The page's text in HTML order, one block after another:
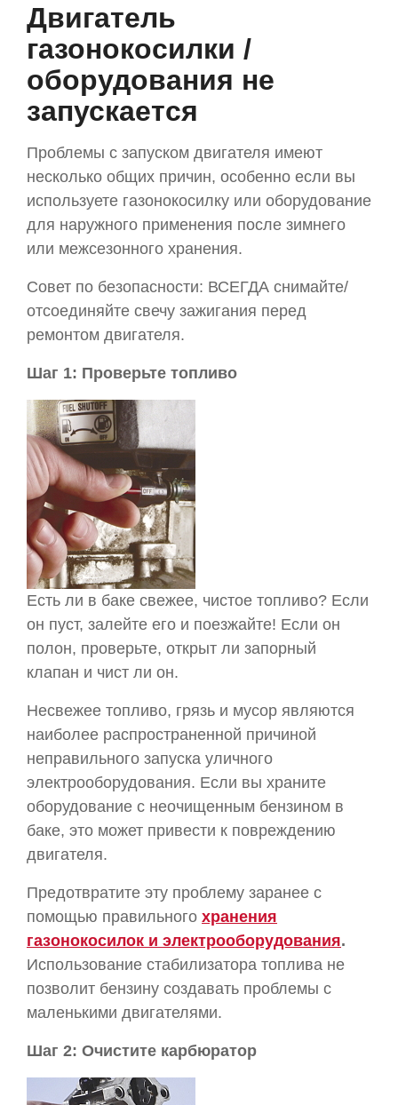
Двигатель
газонокосилки /
оборудования не
запускается
Проблемы с запуском двигателя имеют
несколько общих причин, особенно если вы
используете газонокосилку или оборудование
для наружного применения после зимнего
или межсезонного хранения.
Совет по безопасности: ВСЕГДА снимайте/
отсоединяйте свечу зажигания перед
ремонтом двигателя.
Шаг 1: Проверьте топливо
Есть ли в баке свежее, чистое топливо? Если
он пуст, залейте его и поезжайте! Если он
полон, проверьте, открыт ли запорный
клапан и чист ли он.
Несвежее топливо, грязь и мусор являются
наиболее распространенной причиной
неправильного запуска уличного
электрооборудования. Если вы храните
оборудование с неочищенным бензином в
баке, это может привести к повреждению
двигателя.
Предотвратите эту проблему заранее с
помощью правильного хранения
газонокосилок и электрооборудования.
Использование стабилизатора топлива не
позволит бензину создавать проблемы с
маленькими двигателями.
Шаг 2: Очистите карбюратор